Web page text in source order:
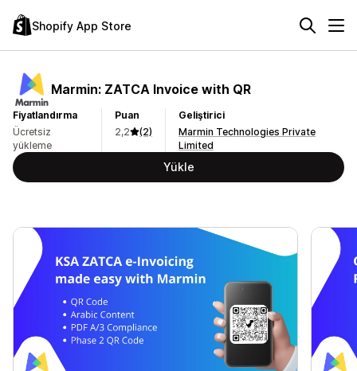
Shopify App Store
Marmin: ZATCA Invoice with QR
Fiyatlandırma
Ücretsiz
yükleme
Puan
2,2
(2)
Geliştirici
Marmin Technologies Private
Limited
Yükle